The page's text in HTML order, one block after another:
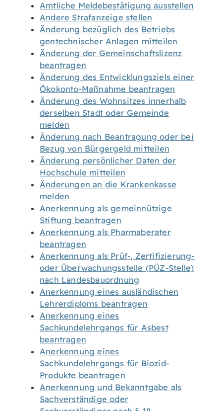
Amtliche Meldebestätigung ausstellen
Andere Strafanzeige stellen
Änderung bezüglich des Betriebs
gentechnischer Anlagen mitteilen
Änderung der Gemeinschaftslizenz
beantragen
Änderung des Entwicklungsziels einer
Ökokonto-Maßnahme beantragen
Änderung des Wohnsitzes innerhalb
derselben Stadt oder Gemeinde
melden
Änderung nach Beantragung oder bei
Bezug von Bürgergeld mitteilen
Änderung persönlicher Daten der
Hochschule mitteilen
Änderungen an die Krankenkasse
melden
Anerkennung als gemeinnützige
Stiftung beantragen
Anerkennung als Pharmaberater
beantragen
Anerkennung als Prüf-, Zertifizierung-
oder Überwachungsstelle (PÜZ-Stelle)
nach Landesbauordnung
Anerkennung eines ausländischen
Lehrerdiploms beantragen
Anerkennung eines
Sachkundelehrgangs für Asbest
beantragen
Anerkennung eines
Sachkundelehrgangs für Biozid-
Produkte beantragen
Anerkennung und Bekanntgabe als
Sachverständige oder